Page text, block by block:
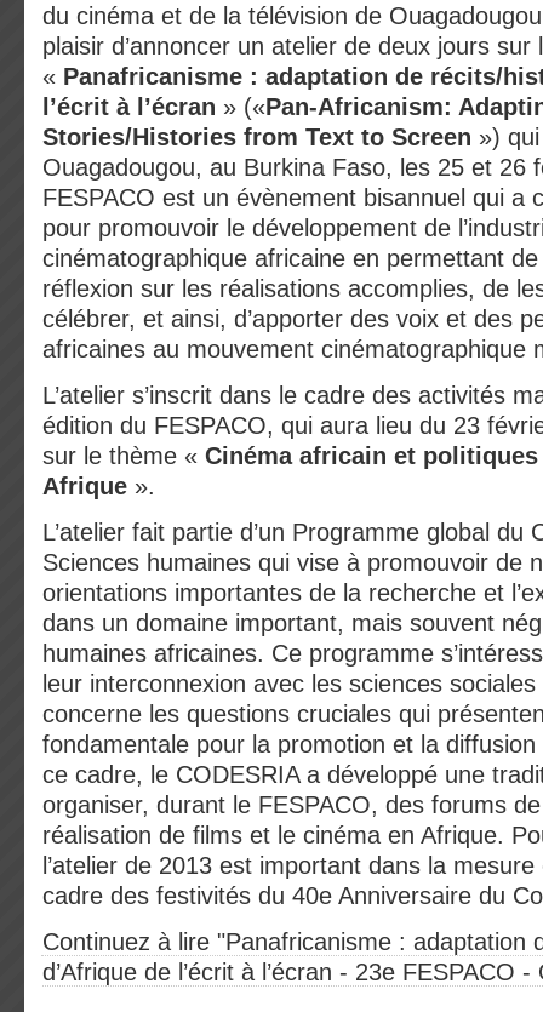
du cinéma et de la télévision de
plaisir d’annoncer un atelier de deux jours sur
« Panafricanisme : adaptation de récits/
l’écrit à l’écran » («Pan-Africanism:
Stories/Histories from Text to Screen »)
Ouagadougou, au Burkina Faso, les 25 et 26
FESPACO est un évènement bisannuel qui a
pour promouvoir le développement de
cinématographique africaine en permettant
réflexion sur les réalisations accomplies, de
célébrer, et ainsi, d’apporter des voix et des
africaines au mouvement cinématographique
L’atelier s’inscrit dans le cadre des activités
édition du FESPACO, qui aura lieu du 23
sur le thème « Cinéma africain et
Afrique ».
L’atelier fait partie d’un Programme global du
Sciences humaines qui vise à promouvoir de
orientations importantes de la recherche et
dans un domaine important, mais souvent
humaines africaines. Ce programme
leur interconnexion avec les sciences
concerne les questions cruciales qui
fondamentale pour la promotion et la
ce cadre, le CODESRIA a développé une
organiser, durant le FESPACO, des forums
réalisation de films et le cinéma en Afrique.
l’atelier de 2013 est important dans la
cadre des festivités du 40e Anniversaire du
Continuez à lire "Panafricanisme : adaptation
d’Afrique de l’écrit à l’écran - 23e FESPACO